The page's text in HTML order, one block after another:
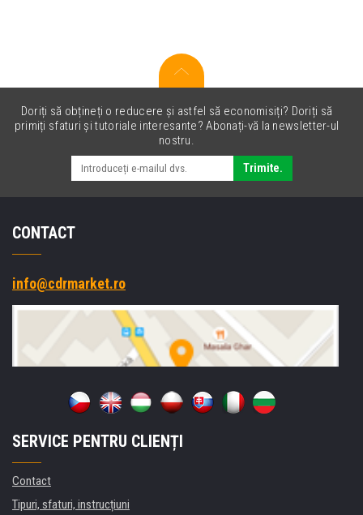
Doriți să obțineți o reducere și astfel să economisiți? Doriți să
primiți sfaturi și tutoriale interesante? Abonați-vă la newsletter-ul
nostru.
Trimite.
CONTACT
info@cdrmarket.ro
SERVICE PENTRU CLIENȚI
Contact
Tipuri, sfaturi, instrucțiuni